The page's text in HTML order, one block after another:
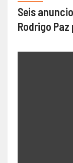
Seis
Rodrigo